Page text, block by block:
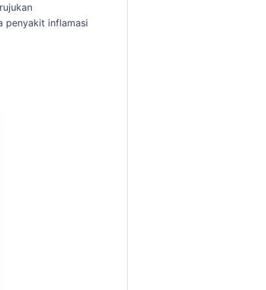
penyakit inflamasi